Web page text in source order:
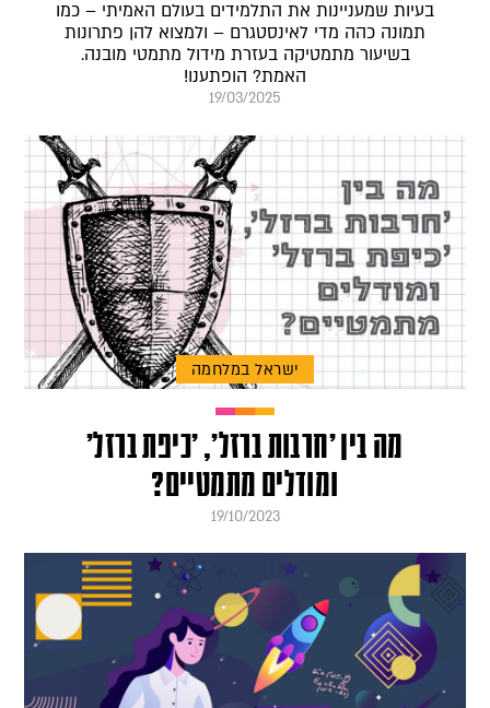
בעיות שמעניינות את התלמידים בעולם האמיתי – כמו
תמונה כהה מדי לאינסטגרם – ולמצוא להן פתרונות
בשיעור מתמטיקה בעזרת מידול מתמטי מובנה.
האמת? הופתענו!
19/03/2025
ישראל במלחמה
מה בין 'חרבות ברזל', 'כיפת ברזל'
ומודלים מתמטיים?
19/10/2023